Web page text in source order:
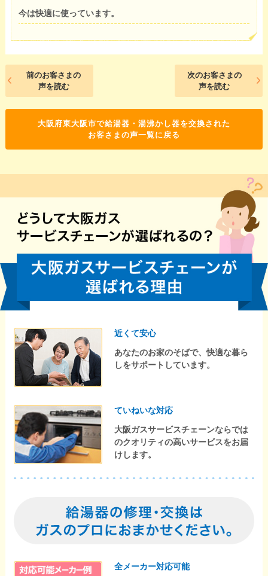
今は快適に使っています。
前のお客さまの
声を読む
次のお客さまの
声を読む
大阪府東大阪市で給湯器・湯沸かし器を交換された
お客さまの声一覧に戻る
近くて安心
あなたのお家のそばで、快適な暮ら
しをサポートしています。
ていねいな対応
大阪ガスサービスチェーンならでは
のクオリティの高いサービスをお届
けします。
全メーカー対応可能